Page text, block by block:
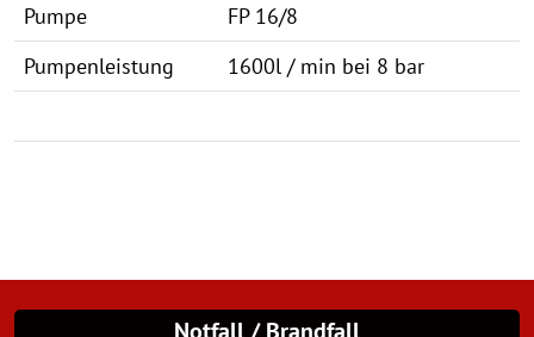
Pumpe
FP 16/8
Pumpenleistung
1600l / min bei 8 bar
Notfall / Brandfall